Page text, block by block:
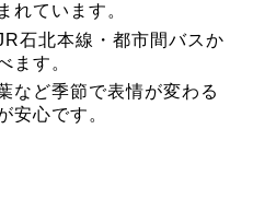
れています。
石北本線・都市間バスか
ます。
など季節で表情が変わる
安心です。